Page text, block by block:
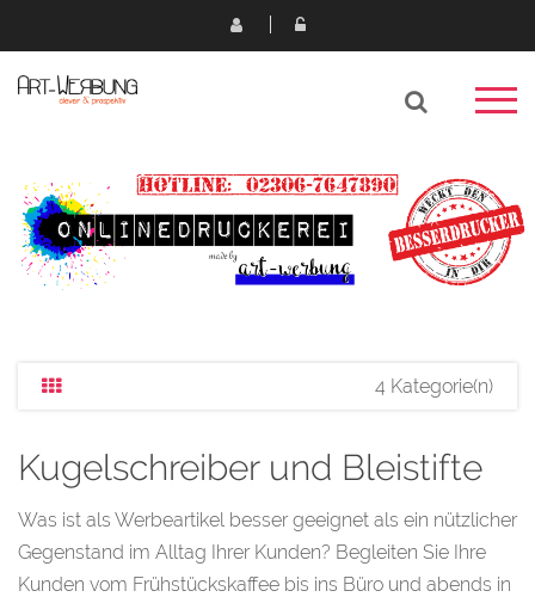
4 Kategorie(n)
Kugelschreiber und Bleistifte
Was ist als Werbeartikel besser geeignet als ein nützlicher
Gegenstand im Alltag Ihrer Kunden? Begleiten Sie Ihre
Kunden vom Frühstückskaffee bis ins Büro und abends in